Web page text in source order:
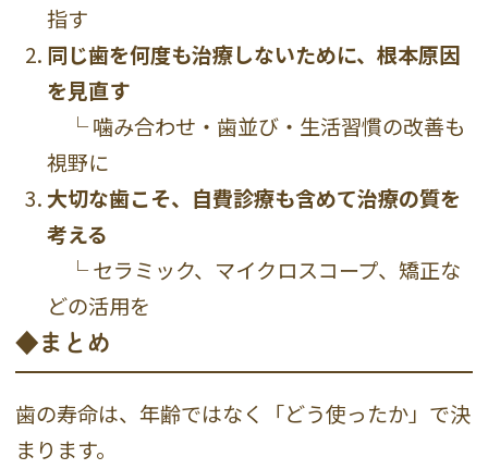
指す
同じ歯を何度も治療しないために、根本原因
を見直す
└ 噛み合わせ・歯並び・生活習慣の改善も
視野に
大切な歯こそ、自費診療も含めて治療の質を
考える
└ セラミック、マイクロスコープ、矯正な
どの活用を
◆まとめ
歯の寿命は、年齢ではなく「どう使ったか」で決
まります。